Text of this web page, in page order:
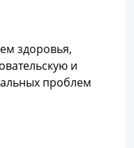
здоровья,
и
проблем